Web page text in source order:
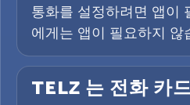
통화를 설정하려면 앱이
에게는 앱이 필요하지 않
TELZ 는 전화 카